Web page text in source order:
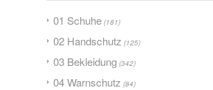
01 Schuhe (181)
02 Handschutz (125)
03 Bekleidung (342)
04 Warnschutz (84)